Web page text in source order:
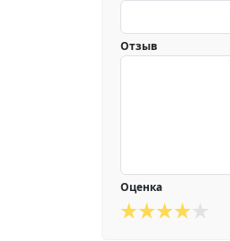
Отзыв
Оценка